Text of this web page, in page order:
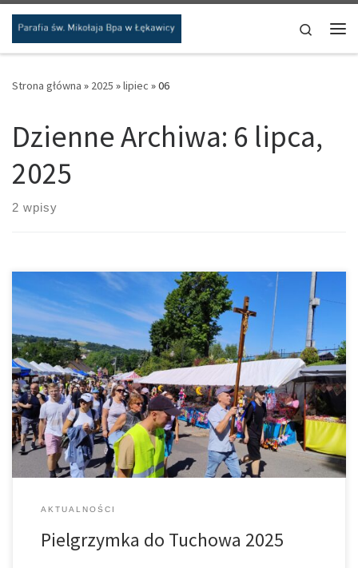
Przejdź do treści
Search
Strona główna » 2025 »lipiec »06
Dzienne Archiwa: 6 lipca,
2025
2 wpisy
5 lipca br. po raz kolejny udaliśmy się z mieszkańcami Parafii
Trzemesna na wspólną pielgrzymkę do Tuchowa. W tym roku trud
pielgrzymowania podjęło niemal 100 osób. Więcej zdjęć na
naszym profilu na FB.
AKTUALNOŚCI
Pielgrzymka do Tuchowa 2025